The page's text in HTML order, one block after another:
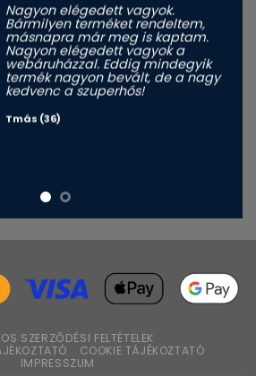
Nagyon elégedett vagyok.
Bármilyen terméket rendeltem,
másnapra már meg is kaptam.
Nagyon elégedett vagyok a
webáruházzal. Eddig mindegyik
termék nagyon bevált, de a nagy
kedvenc a szuperhős!
Tmás (36)
SZERZŐDÉSI FELTÉTELEK
COOKIE TÁJÉKOZTATÓ
IMPRESSZUM